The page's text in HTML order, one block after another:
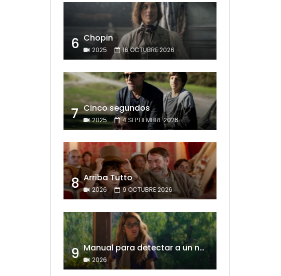
6 Chopin
2025 16 OCTUBRE 2026
7 Cinco segundos
2025 4 SEPTIEMBRE 2026
8 Arriba Tutto
2026 9 OCTUBRE 2026
9 Manual para detectar a un narcisista
2026